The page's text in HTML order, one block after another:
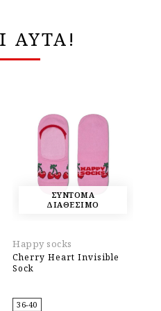
ΑΥΤΑ!
ΣΥΝΤΟΜΑ
ΔΙΑΘΕΣΙΜΟ
Happy socks
Cherry Heart Invisible
Sock
36-40